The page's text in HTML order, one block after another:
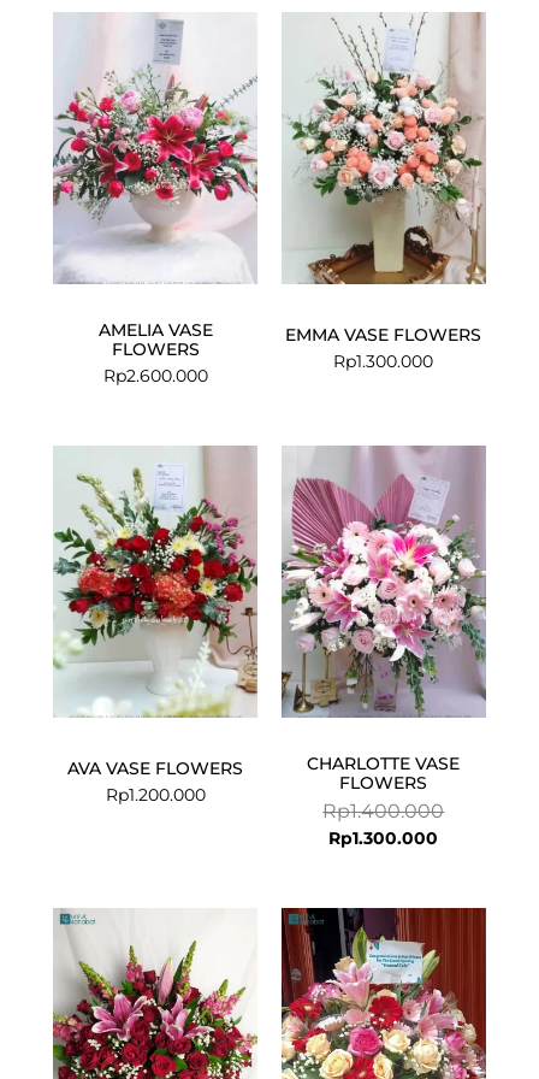
AMELIA VASE
FLOWERS
Rp2.600.000
EMMA VASE FLOWERS
Rp1.300.000
AVA VASE FLOWERS
Rp1.200.000
CHARLOTTE VASE
FLOWERS
Rp1.400.000
price
was:
Rp1.300.000
price
is:
Original
Rp1.449.000.
Rp1.299.000.